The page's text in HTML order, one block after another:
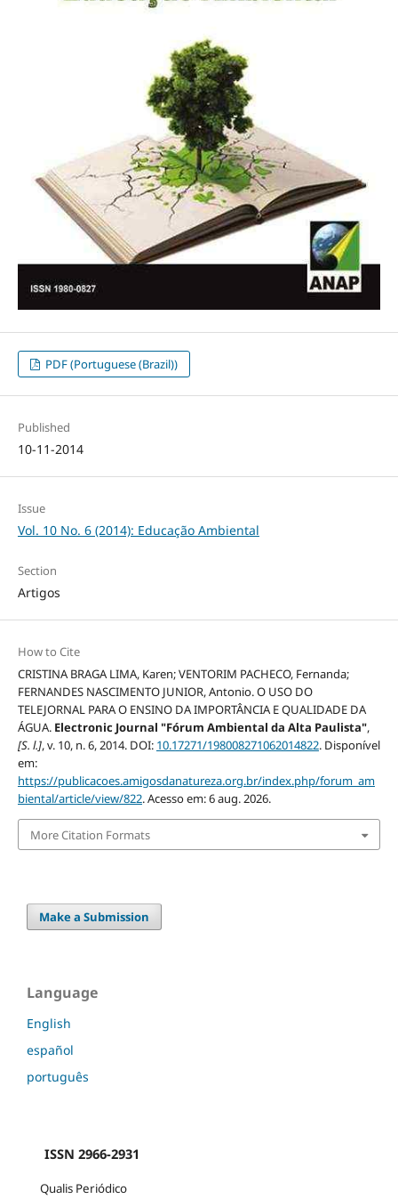
PDF (Portuguese (Brazil))
Published
10-11-2014
Issue
Vol. 10 No. 6 (2014): Educação Ambiental
Section
Artigos
How to Cite
CRISTINA BRAGA LIMA, Karen; VENTORIM PACHECO, Fernanda;
FERNANDES NASCIMENTO JUNIOR, Antonio. O USO DO
TELEJORNAL PARA O ENSINO DA IMPORTÂNCIA E QUALIDADE DA
ÁGUA. Electronic Journal "Fórum Ambiental da Alta Paulista",
[S. l.], v. 10, n. 6, 2014. DOI: 10.17271/198008271062014822. Disponível
em:
https://publicacoes.amigosdanatureza.org.br/index.php/forum_am
biental/article/view/822. Acesso em: 6 aug. 2026.
More Citation Formats
Make a Submission
Language
English
español
português
ISSN 2966-2931
Qualis Periódico